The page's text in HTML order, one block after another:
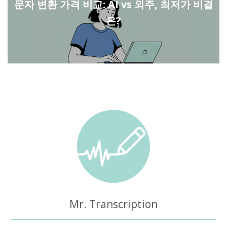
문자 변환 가격 비교: AI vs 외주, 최저가 비결
은?
Mr. Transcription